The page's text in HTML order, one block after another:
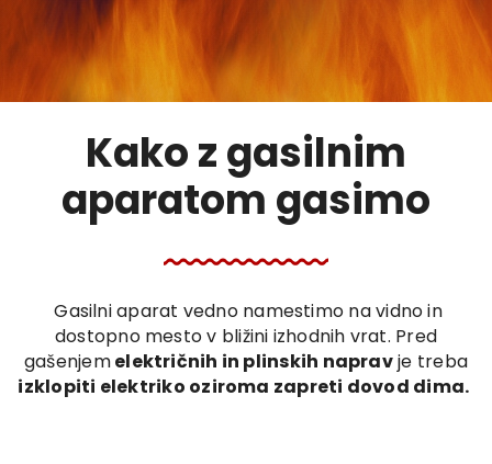
Kako z gasilnim
aparatom gasimo
Gasilni aparat vedno namestimo na vidno in
dostopno mesto v bližini izhodnih vrat. Pred
gašenjemelektričnih in plinskih napravje treba
izklopiti elektriko oziroma zapreti dovod dima.